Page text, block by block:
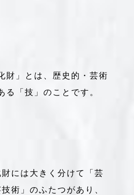
財」とは、歴史的・芸術
る「技」のことです。
には大きく分けて「芸
術」のふたつがあり、